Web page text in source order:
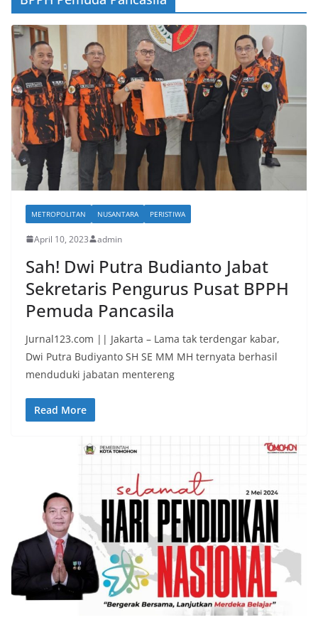
METROPOLITAN NUSANTARA PERISTIWA
April 10, 2023 admin
Sah! Dwi Putra Budianto Jabat
Sekretaris Pengurus Pusat BPPH
Pemuda Pancasila
Jurnal123.com || Jakarta – Lama tak terdengar kabar,
Dwi Putra Budiyanto SH SE MM MH ternyata berhasil
menduduki jabatan mentereng
Read More